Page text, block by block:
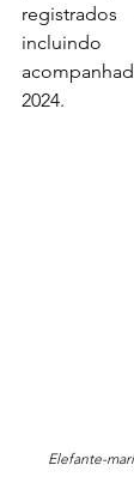
2024.
Elefante-